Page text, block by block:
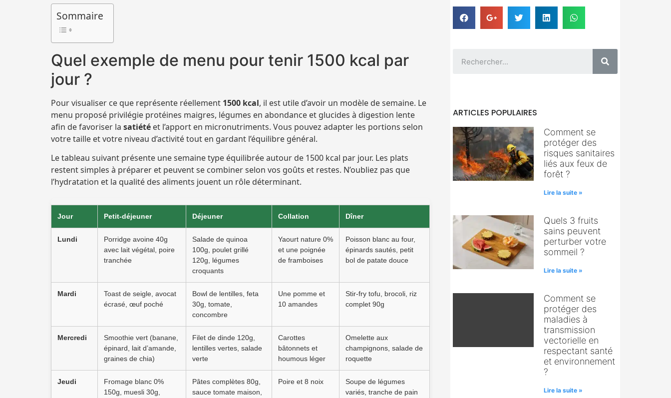
Sommaire
Quel exemple de menu pour tenir 1500 kcal par
jour ?
Pour visualiser ce que représente réellement 1500 kcal, il est utile d’avoir un modèle de semaine. Le
menu proposé privilégie protéines maigres, légumes en abondance et glucides à digestion lente
afin de favoriser la satiété et l’apport en micronutriments. Vous pouvez adapter les portions selon
votre taille et votre niveau d’activité tout en gardant l’équilibre général.
Le tableau suivant présente une semaine type équilibrée autour de 1500 kcal par jour. Les plats
restent simples à préparer et peuvent se combiner selon vos goûts et restes. N’oubliez pas que
l’hydratation et la qualité des aliments jouent un rôle déterminant.
Jour Petit-déjeuner Déjeuner Collation Dîner
Lundi
Porridge avoine 40g
avec lait végétal, poire
tranchée
Salade de quinoa
100g, poulet grillé
120g, légumes
croquants
Yaourt nature 0%
et une poignée
de framboises
Poisson blanc au four,
épinards sautés, petit
bol de patate douce
Mardi
Toast de seigle, avocat
écrasé, œuf poché
Bowl de lentilles, feta
30g, tomate,
concombre
Une pomme et
10 amandes
Stir-fry tofu, brocoli, riz
complet 90g
Mercredi
Smoothie vert (banane,
épinard, lait d’amande,
graines de chia)
Filet de dinde 120g,
lentilles vertes, salade
verte
Carottes
bâtonnets et
houmous léger
Omelette aux
champignons, salade de
roquette
Jeudi
Fromage blanc 0%
150g, muesli 30g,
Pâtes complètes 80g,
sauce tomate maison,
Poire et 8 noix
Soupe de légumes
variés, tranche de pain
ARTICLES POPULAIRES
Comment se
protéger des
risques sanitaires
liés aux feux de
forêt ?
Lire la suite »
Quels 3 fruits
sains peuvent
perturber votre
sommeil ?
Lire la suite »
Comment se
protéger des
maladies à
transmission
vectorielle en
respectant santé
et environnement
?
Lire la suite »